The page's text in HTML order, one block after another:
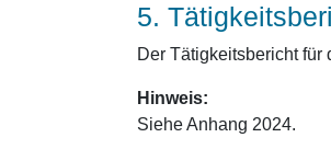
5.
Der Tätigkeitsbericht für
Hinweis:
Siehe Anhang 2024.